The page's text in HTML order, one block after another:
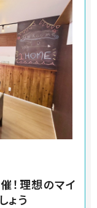
！理想のマイ
ょう